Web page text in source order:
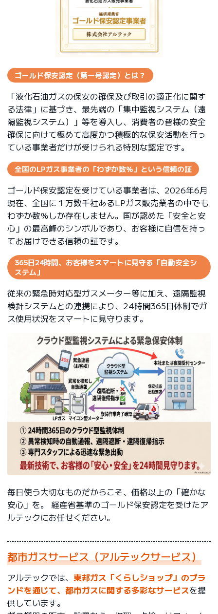
ゴールド保安認定（第一号認定）とは？
「液化石油ガスの保安の確保及び取引の適正化に関す
る法律」に基づき、最先端の「集中監視システム（遠
隔監視システム）」等を導入し、消費者の皆様の安全
確保に向けて極めて高度かつ積極的な保安活動を行っ
ている事業者だけが受けられる特別な認定です。
全国のLPガス事業者の「わずか数％」という信頼の証
ゴールド保安認定を受けている事業者は、2026年6月
現在、全国に１万数千社あるLPガス販売業者の中でも
わずか数％しか存在しません。国が認めた「安全と安
心」の最高峰のシンボルであり、お客様に自信を持っ
てお届けできる信頼の証です。
365日24時間、お客様をスマートに見守る「自動安全シ
ステム」
従来の緊急時対応型ガスメーター等に加え、遠隔監視
検針システムとの連携により、24時間365日体制でガ
ス使用状況をスマートに見守ります。
毎日使う大切なものだからこそ、価格以上の「確かな
安心」を。 経産省基準のゴールド保安認定を受けたア
ルテックにお任せください。
都市ガスサービス（アルテックサービス）
アルテックでは、 東邦ガス「くらしショップ」のブラ
ンドを通じて、都市ガスに関する多彩なサービスを提
供しています。